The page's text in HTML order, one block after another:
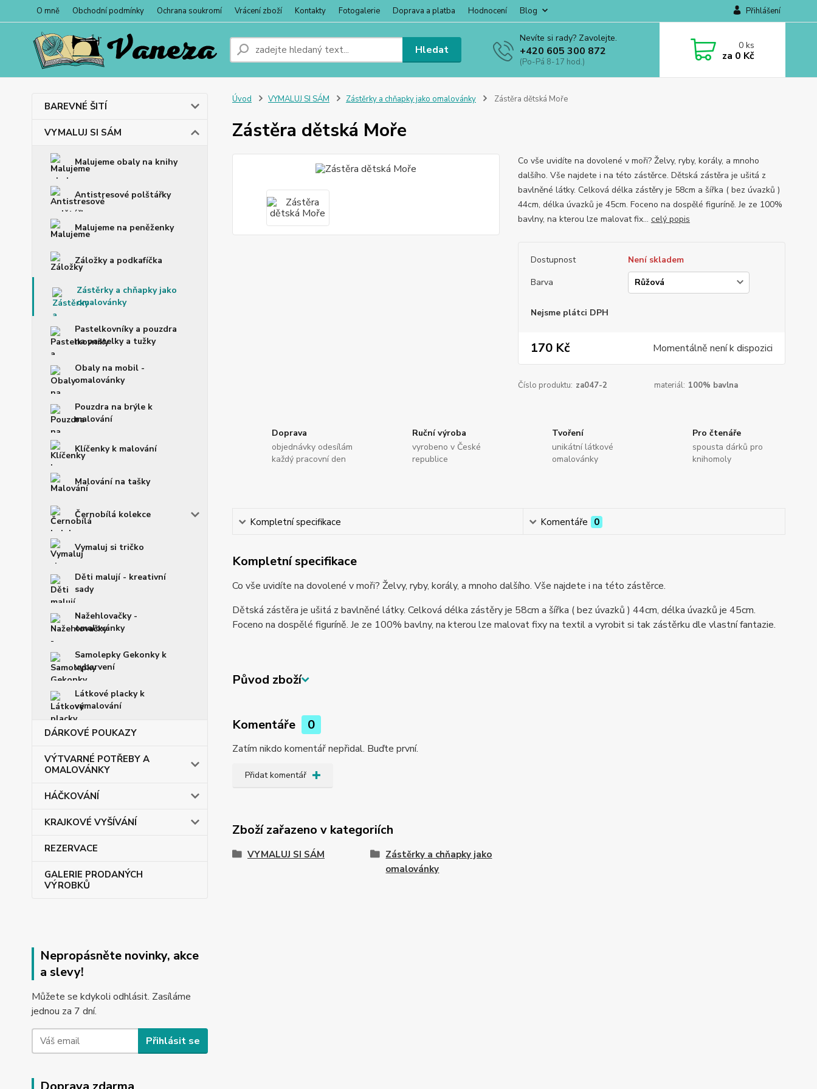
O mně Obchodní podmínky Ochrana soukromí Vrácení zboží Kontakty Fotogalerie Doprava a platba Hodnocení Blog Přihlášení
Hledat
Nevíte si rady? Zavolejte.
+420 605 300 872
(Po-Pá 8-17 hod.)
0ks
za 0 Kč
BAREVNÉ ŠITÍ
VYMALUJ SI SÁM
Malujeme obaly na knihy
Antistresové polštářky
Malujeme na peněženky
Záložky a podkafíčka
Zástěrky a chňapky jako
omalovánky
Pastelkovníky a pouzdra
na pastelky a tužky
Obaly na mobil -
omalovánky
Pouzdra na brýle k
malování
Klíčenky k malování
Malování na tašky
Černobílá kolekce
Vymaluj si tričko
Děti malují - kreativní
sady
Nažehlovačky -
omalovánky
Samolepky Gekonky k
vybarvení
Látkové placky k
vymalování
DÁRKOVÉ POUKAZY
VÝTVARNÉ POTŘEBY A
OMALOVÁNKY
HÁČKOVÁNÍ
KRAJKOVÉ VYŠÍVÁNÍ
REZERVACE
GALERIE PRODANÝCH
VÝROBKŮ
Nepropásněte novinky, akce
a slevy!
Můžete se kdykoli odhlásit. Zasíláme
jednou za 7 dní.
Přihlásit se
Úvod VYMALUJ SI SÁM Zástěrky a chňapky jako omalovánky Zástěra dětská Moře
Zástěra dětská Moře
Co vše uvidíte na dovolené v moři? Želvy, ryby, korály, a mnoho
dalšího. Vše najdete i na této zástěrce. Dětská zástěra je ušitá z
bavlněné látky. Celková délka zástěry je 58cm a šířka ( bez úvazků )
44cm, délka úvazků je 45cm. Foceno na dospělé figuríně. Je ze 100%
bavlny, na kterou lze malovat fix... celý popis
Dostupnost
Není skladem
Barva
Nejsme plátci DPH
170 Kč Momentálně není k dispozici
Číslo produktu: za047-2 materiál: 100% bavlna
Doprava
objednávky odesílám
každý pracovní den
Ruční výroba
vyrobeno v České
republice
Tvoření
unikátní látkové
omalovánky
Pro čtenáře
spousta dárků pro
knihomoly
Kompletní specifikace Komentáře 0
Kompletní specifikace
Co vše uvidíte na dovolené v moři? Želvy, ryby, korály, a mnoho dalšího. Vše najdete i na této zástěrce.
Dětská zástěra je ušitá z bavlněné látky. Celková délka zástěry je 58cm a šířka ( bez úvazků ) 44cm, délka úvazků je 45cm.
Foceno na dospělé figuríně. Je ze 100% bavlny, na kterou lze malovat fixy na textil a vyrobit si tak zástěrku dle vlastní fantazie.
Původ zboží
Komentáře 0
Zatím nikdo komentář nepřidal. Buďte první.
Přidat komentář
Zboží zařazeno v kategoriích
VYMALUJ SI SÁM
Zástěrky a chňapky jako
omalovánky